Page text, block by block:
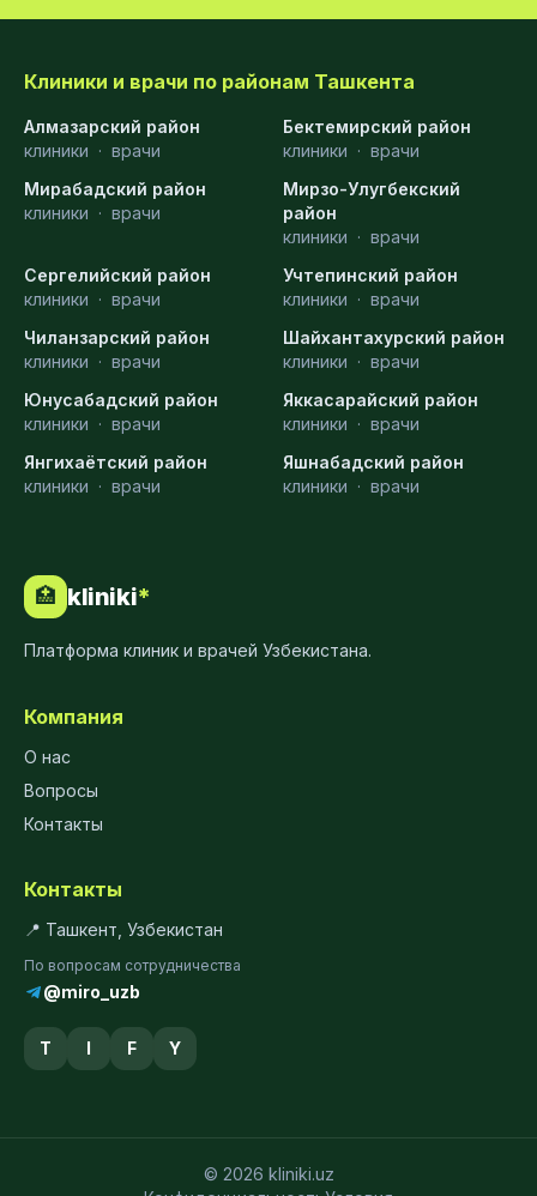
Клиники и врачи по районам Ташкента
Алмазарский район
клиники · врачи
Бектемирский район
клиники · врачи
Мирабадский район
клиники · врачи
Мирзо-Улугбекский
район
клиники · врачи
Сергелийский район
клиники · врачи
Учтепинский район
клиники · врачи
Чиланзарский район
клиники · врачи
Шайхантахурский район
клиники · врачи
Юнусабадский район
клиники · врачи
Яккасарайский район
клиники · врачи
Янгихаётский район
клиники · врачи
Яшнабадский район
клиники · врачи
🏥 kliniki*
Платформа клиник и врачей Узбекистана.
Компания
О нас
Вопросы
Контакты
Контакты
📍 Ташкент, Узбекистан
По вопросам сотрудничества
@miro_uzb
T I F Y
© 2026 kliniki.uz